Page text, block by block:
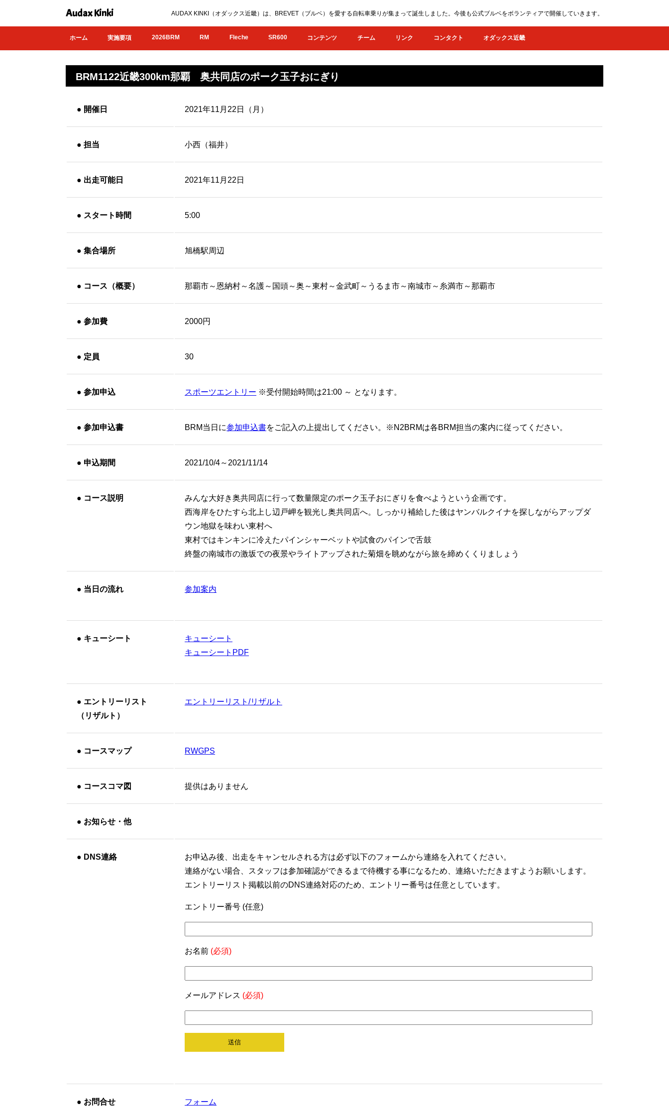
Audax Kinki AUDAX KINKI（オダックス近畿）は、BREVET（ブルベ）を愛する自転車乗りが集まって誕生しました。今後も公式ブルベをボランティアで開催していきます。
ホーム 実施要項 2026BRM RM Fleche SR600 コンテンツ チーム リンク コンタクト オダックス近畿
BRM1122近畿300km那覇 奥共同店のポーク玉子おにぎり
● 開催日 2021年11月22日（月）
● 担当 小西（福井）
● 出走可能日 2021年11月22日
● スタート時間 5:00
● 集合場所 旭橋駅周辺
● コース（概要） 那覇市～恩納村～名護～国頭～奥～東村～金武町～うるま市～南城市～糸満市～那覇市
● 参加費 2000円
● 定員 30
● 参加申込 スポーツエントリー ※受付開始時間は21:00 ～ となります。
● 参加申込書 BRM当日に参加申込書をご記入の上提出してください。※N2BRMは各BRM担当の案内に従ってください。
● 申込期間 2021/10/4～2021/11/14
● コース説明
みんな大好き奥共同店に行って数量限定のポーク玉子おにぎりを食べようという企画です。
西海岸をひたすら北上し辺戸岬を観光し奥共同店へ。しっかり補給した後はヤンバルクイナを探しながらアップダ
ウン地獄を味わい東村へ
東村ではキンキンに冷えたパインシャーベットや試食のパインで舌鼓
終盤の南城市の激坂での夜景やライトアップされた菊畑を眺めながら旅を締めくくりましょう
● 当日の流れ 参加案内
● キューシート
キューシート
キューシートPDF
● エントリーリスト
（リザルト）
エントリーリスト/リザルト
● コースマップ RWGPS
● コースコマ図 提供はありません
● お知らせ・他
● DNS連絡
お申込み後、出走をキャンセルされる方は必ず以下のフォームから連絡を入れてください。
連絡がない場合、スタッフは参加確認ができるまで待機する事になるため、連絡いただきますようお願いします。
エントリーリスト掲載以前のDNS連絡対応のため、エントリー番号は任意としています。
エントリー番号 (任意)
お名前 (必須)
メールアドレス (必須)
● お問合せ フォーム